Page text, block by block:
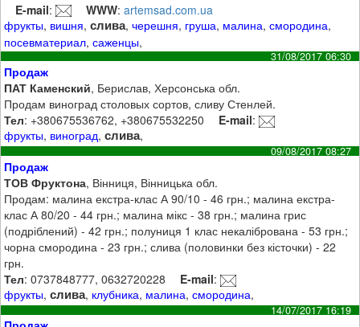
E-mail: WWW:artemsad.com.ua
фрукты, вишня,слива,черешня, груша, малина,смородина,
посевматериал,саженцы,
31/08/2017 06:30
Продаж
ПАТ Каменский, Берислав, Херсонська обл.
Продам виноград столовых сортов, сливу Стенлей.
Тел: +380675536762, +380675532250 E-mail:
фрукты, виноград,слива,
09/08/2017 08:27
Продаж
ТОВ Фруктона, Вінниця, Вінницька обл.
Продам: малина екстра-клас А 90/10 - 46 грн.; малина екстра-
клас А 80/20 - 44 грн.; малина мікс - 38 грн.; малина грис
(подріблений) - 42 грн.; полуниця 1 клас некалібрована - 53 грн.;
чорна смородина - 23 грн.; слива (половинки без кісточки) - 22
грн.
Тел: 0737848777, 0632720228 E-mail:
фрукты,слива, клубника, малина,смородина,
14/07/2017 16:19